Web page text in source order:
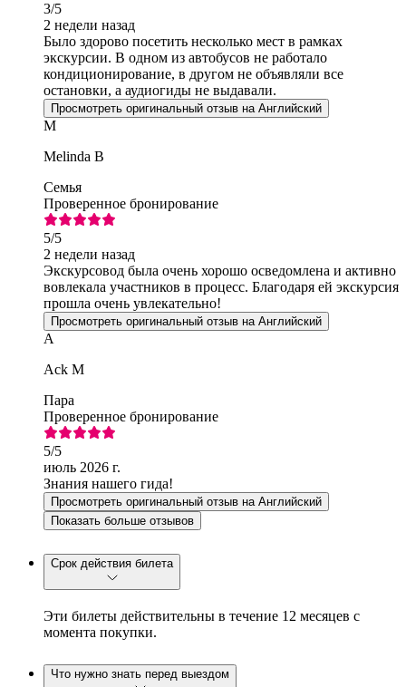
3/5
2 недели назад
Было здорово посетить несколько мест в рамках
экскурсии. В одном из автобусов не работало
кондиционирование, в другом не объявляли все
остановки, а аудиогиды не выдавали.
Просмотреть оригинальный отзыв на Английский
M
Melinda B
Семья
Проверенное бронирование
5/5
2 недели назад
Экскурсовод была очень хорошо осведомлена и активно
вовлекала участников в процесс. Благодаря ей экскурсия
прошла очень увлекательно!
Просмотреть оригинальный отзыв на Английский
A
Ack M
Пара
Проверенное бронирование
5/5
июль 2026 г.
Знания нашего гида!
Просмотреть оригинальный отзыв на Английский
Показать больше отзывов
Срок действия билета
Эти билеты действительны в течение 12 месяцев с
момента покупки.
Что нужно знать перед выездом